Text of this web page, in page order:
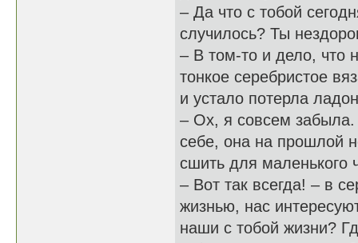
– Да что с тобой
случилось? Ты
– В том-то и дело, что
тонкое серебристое
и устало потерла
– Ох, я совсем
себе, она на прошлой
сшить для маленького
– Вот так всегда! – в
жизнью, нас
наши с тобой жизни?